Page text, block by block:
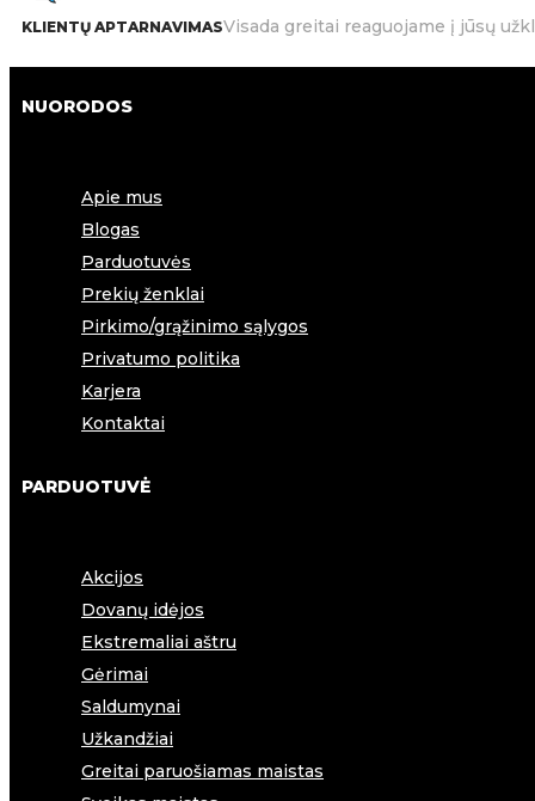
KLIENTŲ APTARNAVIMASVisada greitai reaguojame į jūsų
NUORODOS
Apie mus
Blogas
Parduotuvės
Prekių ženklai
Pirkimo/grąžinimo sąlygos
Privatumo politika
Karjera
Kontaktai
PARDUOTUVĖ
Akcijos
Dovanų idėjos
Ekstremaliai aštru
Gėrimai
Saldumynai
Užkandžiai
Greitai paruošiamas maistas